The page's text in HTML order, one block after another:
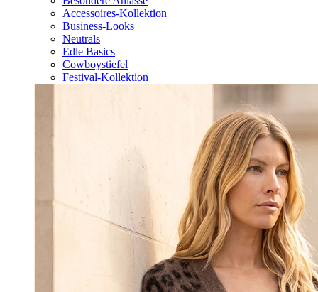
Accessoires-Kollektion
Business-Looks
Neutrals
Edle Basics
Cowboystiefel
Festival-Kollektion